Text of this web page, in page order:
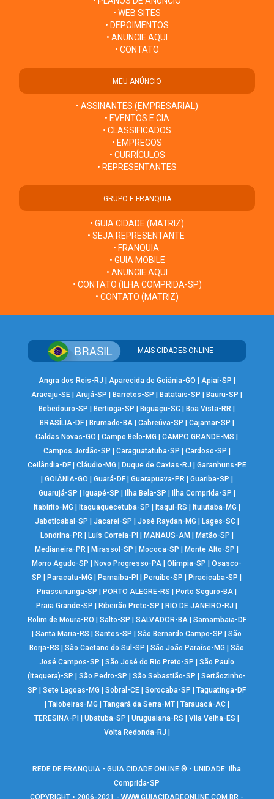
• WEB SITES
• DEPOIMENTOS
• ANUNCIE AQUI
• CONTATO
MEU ANÚNCIO
• ASSINANTES (EMPRESARIAL)
• EVENTOS E CIA
• CLASSIFICADOS
• EMPREGOS
• CURRÍCULOS
• REPRESENTANTES
GRUPO E FRANQUIA
• GUIA CIDADE (MATRIZ)
• SEJA REPRESENTANTE
• FRANQUIA
• GUIA MOBILE
• ANUNCIE AQUI
• CONTATO (ILHA COMPRIDA-SP)
• CONTATO (MATRIZ)
MAIS CIDADES ONLINE
Angra dos Reis-RJ | Aparecida de Goiânia-GO | Apiaí-SP |
Aracaju-SE | Arujá-SP |Barretos-SP |Batatais-SP |Bauru-SP |
Bebedouro-SP |Bertioga-SP |Biguaçu-SC |Boa Vista-RR |
BRASÍLIA-DF| Brumado-BA| Cabreúva-SP | Cajamar-SP |
Caldas Novas-GO |Campo Belo-MG |CAMPO GRANDE-MS |
Campos Jordão-SP | Caraguatatuba-SP | Cardoso-SP |
Ceilândia-DF| Cláudio-MG | Duque de Caxias-RJ | Garanhuns-PE
| GOIÂNIA-GO | Guará-DF| Guarapuava-PR | Guariba-SP |
Guarujá-SP | Iguapé-SP | Ilha Bela-SP | Ilha Comprida-SP |
Itabirito-MG | Itaquaquecetuba-SP | Itaqui-RS | Ituiutaba-MG |
Jaboticabal-SP | Jacareí-SP | José Raydan-MG | Lages-SC|
Londrina-PR | Luís Correia-PI | MANAUS-AM | Matão-SP |
Medianeira-PR |Mirassol-SP |Mococa-SP |Monte Alto-SP |
Morro Agudo-SP |Novo Progresso-PA |Olímpia-SP |Osasco-
SP |Paracatu-MG |Parnaíba-PI |Peruíbe-SP |Piracicaba-SP |
Pirassununga-SP |PORTO ALEGRE-RS |Porto Seguro-BA |
Praia Grande-SP |Ribeirão Preto-SP |RIO DE JANEIRO-RJ |
Rolim de Moura-RO | Salto-SP | SALVADOR-BA| Samambaia-DF
|Santa Maria-RS |Santos-SP |São Bernardo Campo-SP |São
Borja-RS |São Caetano do Sul-SP |São João Paraíso-MG |São
José Campos-SP |São José do Rio Preto-SP |São Paulo
(Itaquera)-SP |São Pedro-SP |São Sebastião-SP |Sertãozinho-
SP |Sete Lagoas-MG |Sobral-CE |Sorocaba-SP |Taguatinga-DF
| Taiobeiras-MG | Tangará da Serra-MT| Tarauacá-AC|
TERESINA-PI |Ubatuba-SP |Uruguaiana-RS |Vila Velha-ES |
Volta Redonda-RJ |
REDE DE FRANQUIA - GUIA CIDADE ONLINE ® - UNIDADE: Ilha
Comprida-SP
COPYRIGHT • 2006-2021 -WWW.GUIACIDADEONLINE.COM.BR -